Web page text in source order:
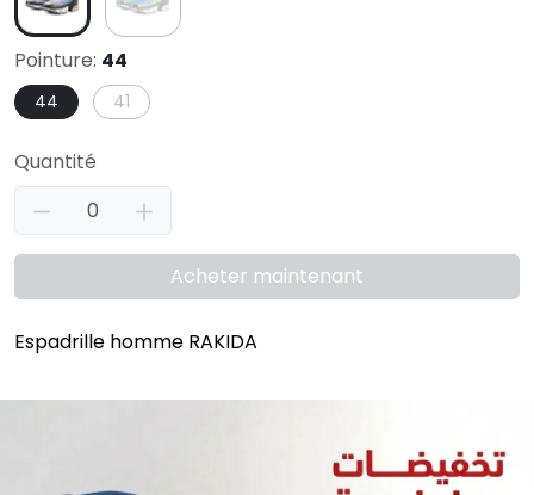
Pointure: 44
44 41
Quantité
Acheter maintenant
Espadrille homme RAKIDA